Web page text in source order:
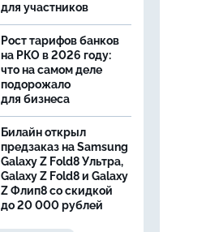
для участников
Рост тарифов банков
на РКО в 2026 году:
что на самом деле
подорожало
для бизнеса
Билайн открыл
предзаказ на Samsung
Galaxy Z Fold8 Ультра,
Galaxy Z Fold8 и Galaxy
Z Флип8 со скидкой
до 20 000 рублей